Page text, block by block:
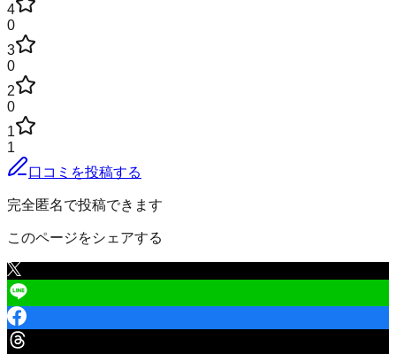
4
0
3
0
2
0
1
1
口コミを投稿する
完全匿名で投稿できます
このページをシェアする